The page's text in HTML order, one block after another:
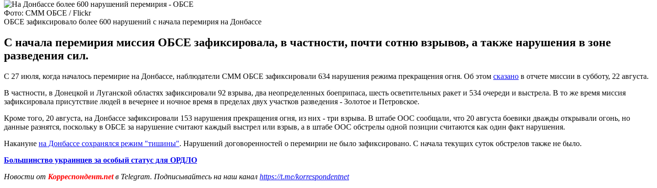
Фото: СММ ОБСЕ / Flickr
ОБСЕ зафиксировало более 600 нарушений с начала перемирия на Донбассе
С начала перемирия миссия ОБСЕ зафиксировала, в частности, почти сотню взрывов, а также нарушения в зоне
разведения сил.
С 27 июля, когда началось перемирие на Донбассе, наблюдатели СММ ОБСЕ зафиксировали 634 нарушения режима прекращения огня. Об этом сказано в отчете миссии в субботу, 22 августа.
В частности, в Донецкой и Луганской областях зафиксировали 92 взрыва, два неопределенных боеприпаса, шесть осветительных ракет и 534 очереди и выстрела. В то же время миссия
зафиксировала присутствие людей в вечернее и ночное время в пределах двух участков разведения - Золотое и Петровское.
Кроме того, 20 августа, на Донбассе зафиксировали 153 нарушения прекращения огня, из них - три взрыва. В штабе ООС сообщали, что 20 августа боевики дважды открывали огонь, но
данные разнятся, поскольку в ОБСЕ за нарушение считают каждый выстрел или взрыв, а в штабе ООС обстрелы одной позиции считаются как один факт нарушения.
Накануне на Донбассе сохранялся режим "тишины". Нарушений договоренностей о перемирии не было зафиксировано. С начала текущих суток обстрелов также не было.
Большинство украинцев за особый статус для ОРДЛО
Новости от Корреспондент.netв Telegram. Подписывайтесь на наш канал https://t.me/korrespondentnet